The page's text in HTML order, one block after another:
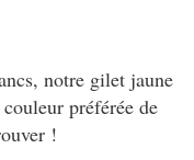
notre gilet jaune
préférée de
!